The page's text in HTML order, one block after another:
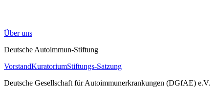
Über uns
Deutsche Autoimmun-Stiftung
VorstandKuratoriumStiftungs-Satzung
Deutsche Gesellschaft für Autoimmunerkrankungen (DGfAE) e.V.